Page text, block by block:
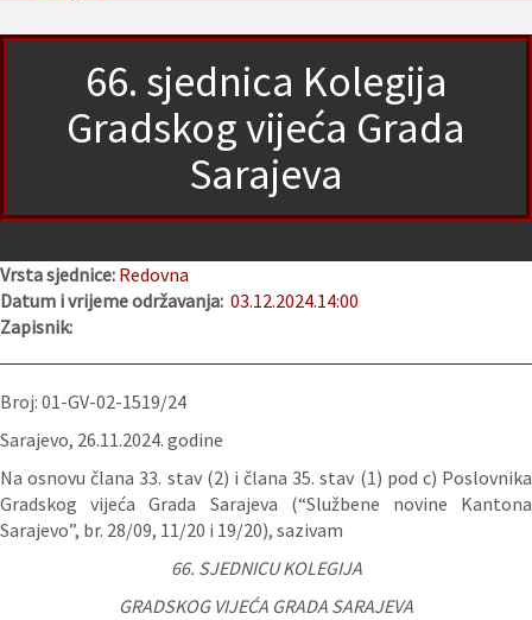
66. sjednica Kolegija
Gradskog vijeća Grada
Sarajeva
Vrsta sjednice: Redovna
Datum i vrijeme održavanja: 03.12.2024.14:00
Zapisnik:
Broj: 01-GV-02-1519/24
Sarajevo, 26.11.2024. godine
Na osnovu člana 33. stav (2) i člana 35. stav (1) pod c) Poslovnika
Gradskog vijeća Grada Sarajeva (“Službene novine Kantona
Sarajevo”, br. 28/09, 11/20 i 19/20), sazivam
66. SJEDNICU KOLEGIJA
GRADSKOG VIJEĆA GRADA SARAJEVA